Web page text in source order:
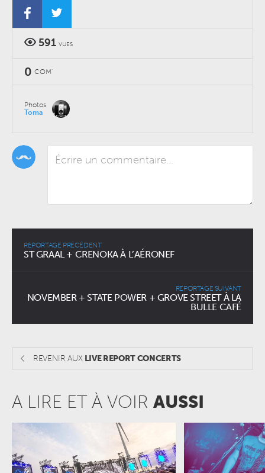
591 VUES
0 COM'
Photos
Toma
REPORTAGE PRÉCÉDENT
ST GRAAL + CRENOKA À L’AÉRONEF
REPORTAGE SUIVANT
NOVEMBER + STATE POWER + GROVE STREET À LA
BULLE CAFÉ
REVENIR AUX LIVE REPORT CONCERTS
A LIRE ET À VOIR AUSSI